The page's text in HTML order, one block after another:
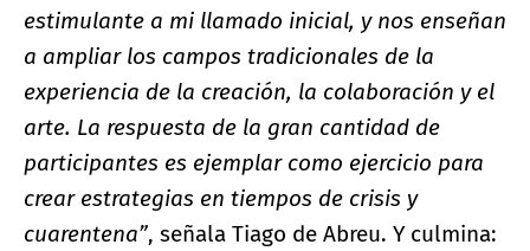
estimulante a mi llamado inicial, y nos enseñan
a ampliar los campos tradicionales de la
experiencia de la creación, la colaboración y el
arte. La respuesta de la gran cantidad de
participantes es ejemplar como ejercicio para
crear estrategias en tiempos de crisis y
cuarentena”, señala Tiago de Abreu. Y culmina: